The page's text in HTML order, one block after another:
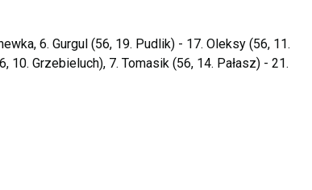
6. Gurgul (56, 19. Pudlik) - 17. Oleksy (56, 11.
10. Grzebieluch), 7. Tomasik (56, 14. Pałasz) - 21.